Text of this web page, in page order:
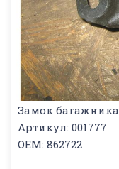
Замок багажника
Артикул: 001777
OEM: 862722